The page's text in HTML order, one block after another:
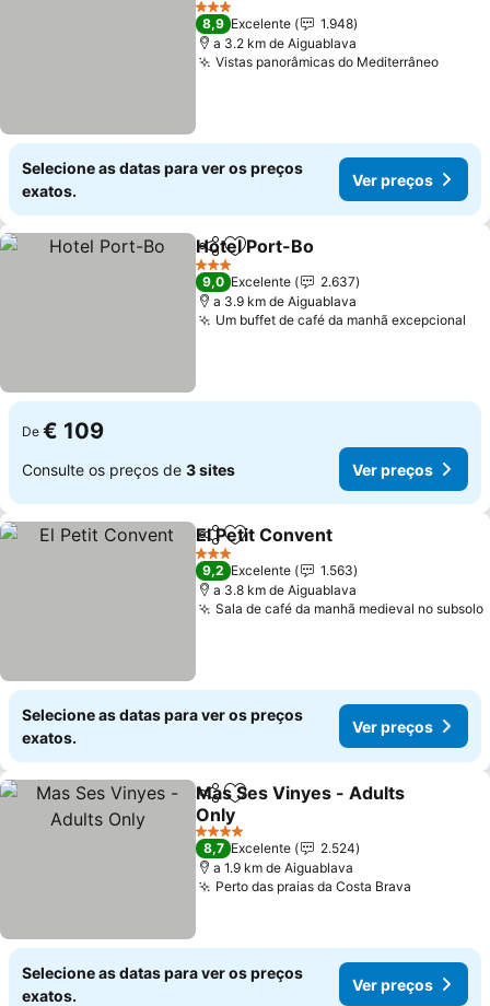
3 Estrelas
8,9 Excelente
1.948
a 3.2 km de Aiguablava
Vistas panorâmicas do MediterrâneoVer
Selecione as datas para ver os preços
exatos.
Ver preços
PartilharAdicionar aos favoritos
Hotel Port-Bo
3 Estrelas
9,0 Excelente
2.637
a 3.9 km de Aiguablava
Um buffet de café da manhã excepcional
De € 109
Consulte os preços de 3 sites Ver preços
PartilharAdicionar aos favoritos
El Petit Convent
3 Estrelas
9,2 Excelente
1.563
a 3.8 km de Aiguablava
Sala de café da manhã medieval no subsolo
Selecione as datas para ver os preços
exatos.
Ver preços
PartilharAdicionar aos favoritos
Mas Ses Vinyes - Adults
Only
Ver preços
4 Estrelas
8,7 Excelente
2.524
a 1.9 km de Aiguablava
Perto das praias da Costa Brava
Selecione as datas para ver os preços
exatos.
Ver preços